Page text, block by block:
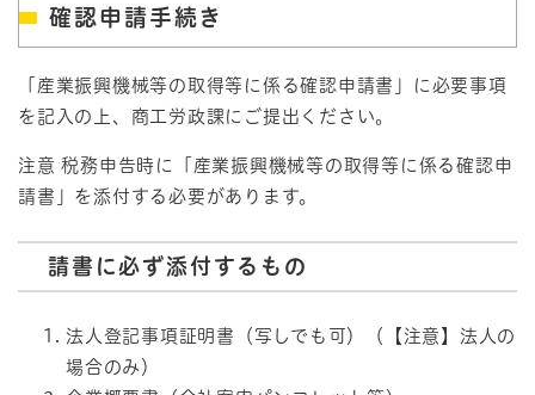
確認申請手続き
「産業振興機械等の取得等に係る確認申請書」に必要事項
を記入の上、商工労政課にご提出ください。
注意 税務申告時に「産業振興機械等の取得等に係る確認申
請書」を添付する必要があります。
請書に必ず添付するもの
法人登記事項証明書（写しでも可）（【注意】法人の
場合のみ）